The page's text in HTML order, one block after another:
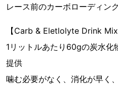
レース前のカーボローディン
【Carb & Eletlolyte Drink Mix
1リットルあたり60gの炭水
提供
噛む必要がなく、消化が早く